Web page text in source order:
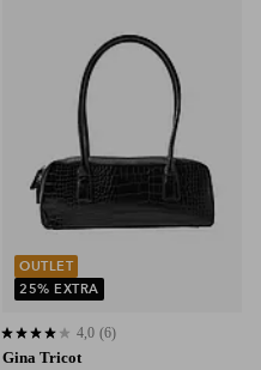
Gina Tricot
4,0 basert på 6 karaktergivninger
4,0 (6)
OUTLET
25% EXTRA